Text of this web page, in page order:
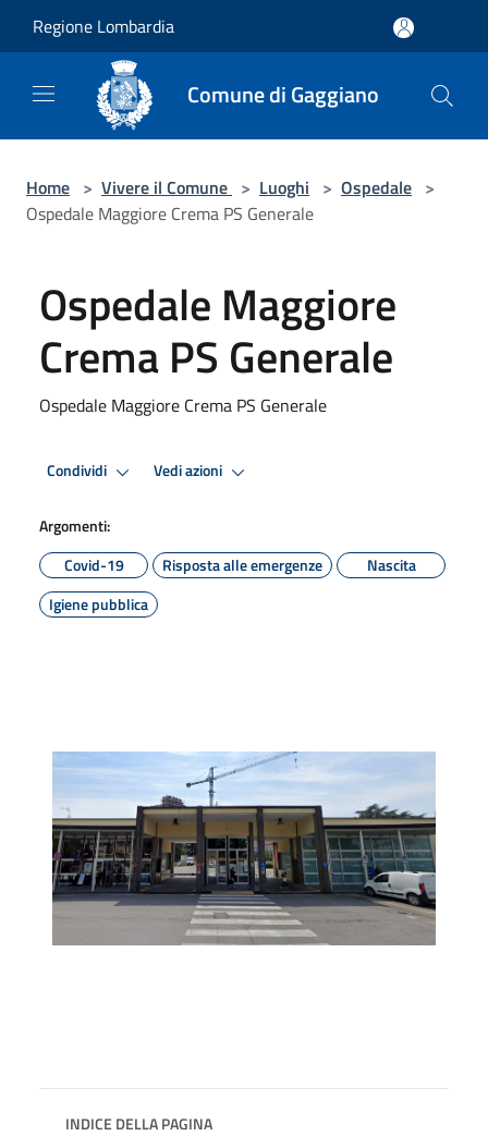
Regione Lombardia
Comune di Gaggiano
Home > Vivere il Comune > Luoghi > Ospedale >
Ospedale Maggiore Crema PS Generale
Ospedale Maggiore
Crema PS Generale
Ospedale Maggiore Crema PS Generale
Condividi Vedi azioni
Argomenti:
Covid-19
Risposta alle emergenze
Nascita
Igiene pubblica
INDICE DELLA PAGINA